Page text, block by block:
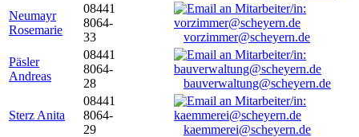
Neumayr
Rosemarie
08441
8064-
33
vorzimmer@scheyern.de
Päsler
Andreas
08441
8064-
28
bauverwaltung@scheyern.de
Sterz Anita
08441
8064-
29
kaemmerei@scheyern.de